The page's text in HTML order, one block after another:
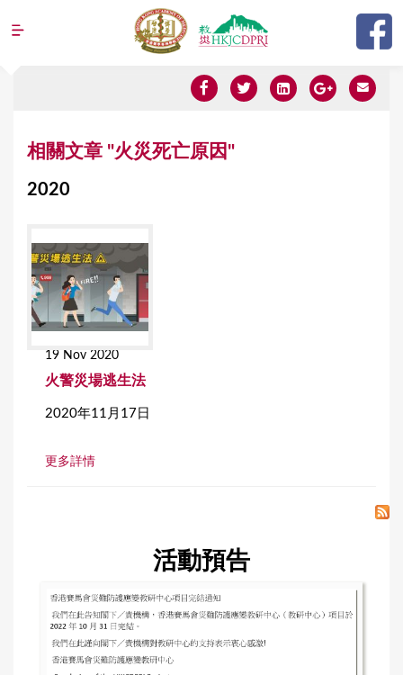
Jump to navigation
相關文章 "火災死亡原因"
2020
19 Nov 2020
火警災場逃生法
2020年11月17日
更多詳情
活動預告